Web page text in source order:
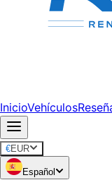
InicioVehículos
€EUR
Español